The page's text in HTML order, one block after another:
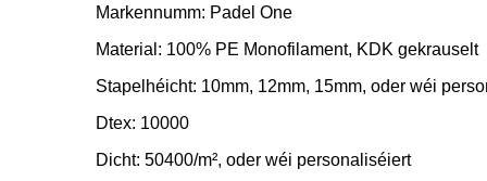
Markennumm: Padel One
Material: 100% PE Monofilament, KDK gekrauselt
Stapelhéicht: 10mm, 12mm, 15mm, oder wéi
Dtex: 10000
Dicht: 50400/m², oder wéi personaliséiert